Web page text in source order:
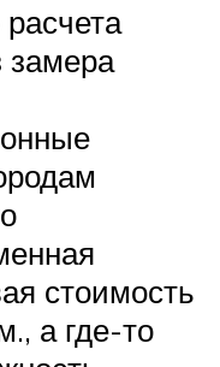
замера
стоимость
а где-то